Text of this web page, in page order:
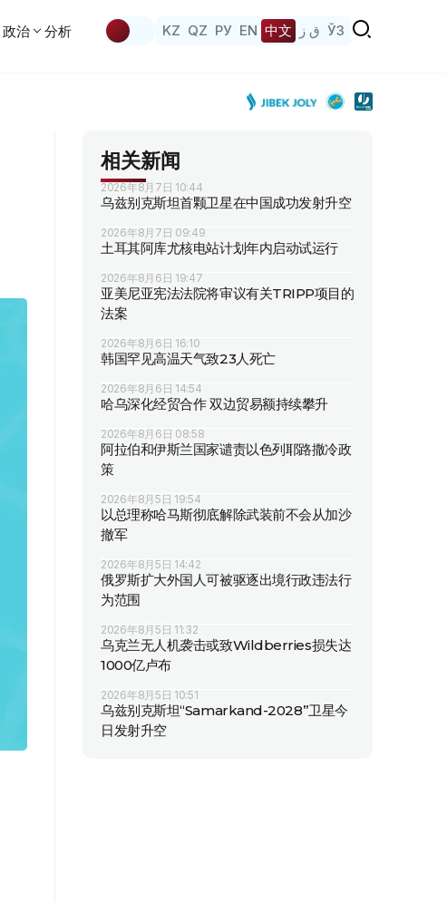
政治 分析 KZ QZ РУ EN 中文 ق ز ЎЗ
相关新闻
2026年8月7日 10:44
乌兹别克斯坦首颗卫星在中国成功发射升空
2026年8月7日 09:49
土耳其阿库尤核电站计划年内启动试运行
2026年8月6日 19:47
亚美尼亚宪法法院将审议有关TRIPP项目的
法案
2026年8月6日 16:10
韩国罕见高温天气致23人死亡
2026年8月6日 14:54
哈乌深化经贸合作 双边贸易额持续攀升
2026年8月6日 08:58
阿拉伯和伊斯兰国家谴责以色列耶路撒冷政
策
2026年8月5日 19:54
以总理称哈马斯彻底解除武装前不会从加沙
撤军
2026年8月5日 14:42
俄罗斯扩大外国人可被驱逐出境行政违法行
为范围
2026年8月5日 11:32
乌克兰无人机袭击或致Wildberries损失达
1000亿卢布
2026年8月5日 10:51
乌兹别克斯坦“Samarkand-2028”卫星今
日发射升空